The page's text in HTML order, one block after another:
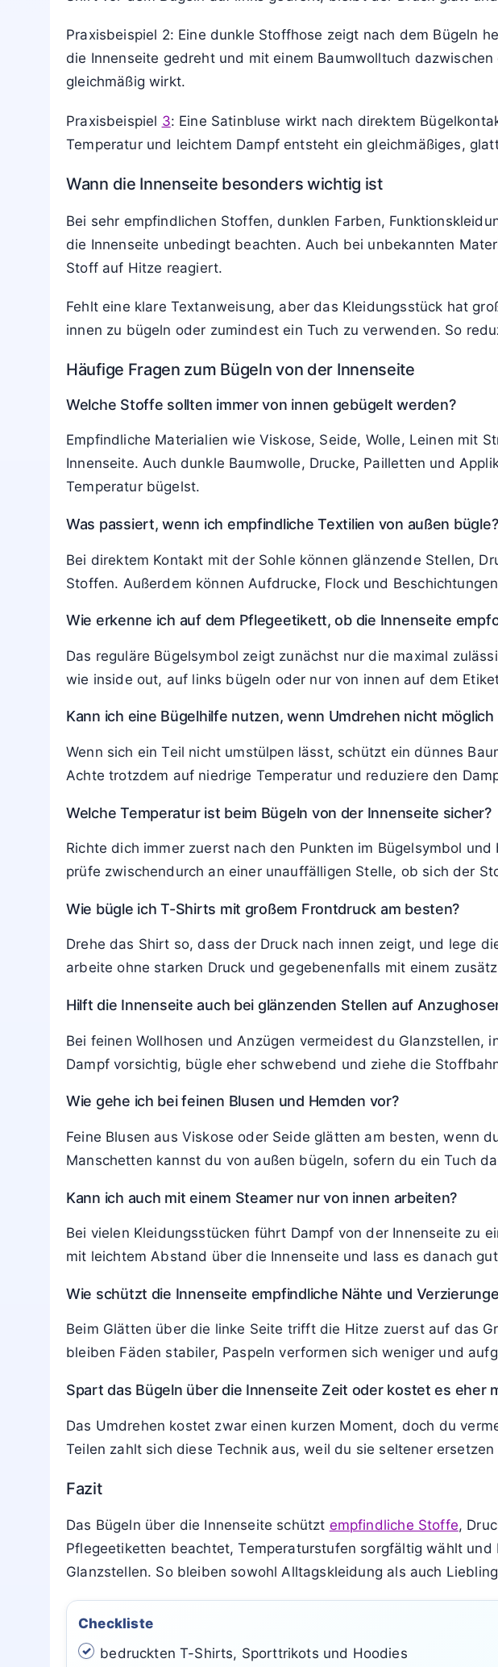
Das Wenden auf die Innenseite reduziert die direkte
länger kräftig, Druckmotive reißen nicht so schnell und es
Bei Synthetikfasern wie Polyester oder Polyamid schützt das
Verformen. Glänzende Flächen, die aussehen wie eingebrannte
Praxisbeispiele aus dem Alltag
Praxisbeispiel1 : Ein T-Shirt mit großem Frontdruck wellt sich
Shirt vor dem Bügeln auf links gedreht, bleibt der Druck glatt
Praxisbeispiel 2: Eine dunkle Stoffhose zeigt nach dem Bügeln
die Innenseite gedreht und mit einem Baumwolltuch
gleichmäßig wirkt.
Praxisbeispiel3 : Eine Satinbluse wirkt nach direktem
Bei sehr empfindlichen Stoffen, dunklen Farben,
die Innenseite unbedingt beachten. Auch bei unbekannten
innen zu bügeln oder zumindest ein Tuch zu verwenden. So
Häufige Fragen zum Bügeln von der Innenseite
Welche Stoffe sollten immer von innen gebügelt werden?
Empfindliche Materialien wie Viskose, Seide, Wolle, Leinen mit
Temperatur bügelst.
Was passiert, wenn ich empfindliche Textilien von außen bügle?
Stoffen. Außerdem können Aufdrucke, Flock und
Wie erkenne ich auf dem Pflegeetikett, ob die Innenseite
wie inside out, auf links bügeln oder nur von innen auf dem
Kann ich eine Bügelhilfe nutzen, wenn Umdrehen nicht möglich
Achte trotzdem auf niedrige Temperatur und reduziere den
Welche Temperatur ist beim Bügeln von der Innenseite sicher?
prüfe zwischendurch an einer unauffälligen Stelle, ob sich der
Wie bügle ich T-Shirts mit großem Frontdruck am besten?
Hilft die Innenseite auch bei glänzenden Stellen auf
Dampf vorsichtig, bügle eher schwebend und ziehe die
Wie gehe ich bei feinen Blusen und Hemden vor?
Manschetten kannst du von außen bügeln, sofern du ein Tuch
Kann ich auch mit einem Steamer nur von innen arbeiten?
mit leichtem Abstand über die Innenseite und lass es danach
Wie schützt die Innenseite empfindliche Nähte und
Beim Glätten über die linke Seite trifft die Hitze zuerst auf das
Spart das Bügeln über die Innenseite Zeit oder kostet es eher